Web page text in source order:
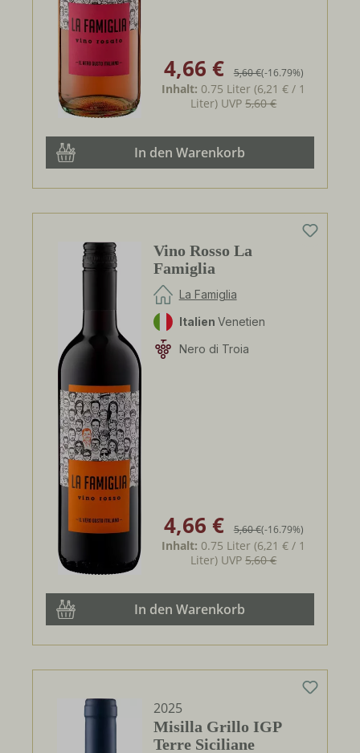
Verkaufspreis:
4,66 € Regulärer Preis:
5,60 €(-16.79%)
Inhalt: 0.75 Liter(6,21 € / 1
Liter) UVP5,60 €
In den Warenkorb
Vino Rosso La
Famiglia
La Famiglia
Italien Venetien
Nero di Troia
Verkaufspreis:
4,66 € Regulärer Preis:
5,60 €(-16.79%)
Inhalt: 0.75 Liter(6,21 € / 1
Liter) UVP5,60 €
In den Warenkorb
2025
Misilla Grillo IGP
Terre Siciliane